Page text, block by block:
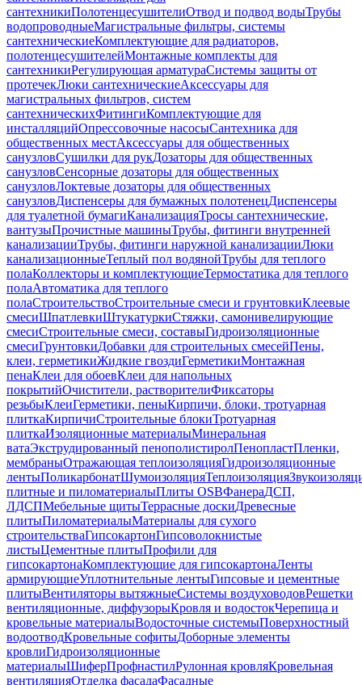
сантехникиПолотенцесушителиОтвод и подвод водыТрубы
водопроводныеМагистральные фильтры, системы
сантехническиеКомплектующие для радиаторов,
полотенцесушителейМонтажные комплекты для
сантехникиРегулирующая арматураСистемы защиты от
протечекЛюки сантехническиеАксессуары для
магистральных фильтров, систем
сантехническихФитингиКомплектующие для
инсталляцийОпрессовочные насосыСантехника для
общественных местАксессуары для общественных
санузловСушилки для рукДозаторы для общественных
санузловСенсорные дозаторы для общественных
санузловЛоктевые дозаторы для общественных
санузловДиспенсеры для бумажных полотенецДиспенсеры
для туалетной бумагиКанализацияТросы сантехнические,
вантузыПрочистные машиныТрубы, фитинги внутренней
канализацииТрубы, фитинги наружной канализацииЛюки
канализационныеТеплый пол водянойТрубы для теплого
полаКоллекторы и комплектующиеТермостатика для теплого
полаАвтоматика для теплого
полаСтроительствоСтроительные смеси и грунтовкиКлеевые
смесиШпатлевкиШтукатуркиСтяжки, самонивелирующие
смесиСтроительные смеси, составыГидроизоляционные
смесиГрунтовкиДобавки для строительных смесейПены,
клеи, герметикиЖидкие гвоздиГерметикиМонтажная
пенаКлеи для обоевКлеи для напольных
покрытийОчистители, растворителиФиксаторы
резьбыКлеиГерметики, пеныКирпичи, блоки, тротуарная
плиткаКирпичиСтроительные блокиТротуарная
плиткаИзоляционные материалыМинеральная
ватаЭкструдированный пенополистиролПенопластПленки,
мембраныОтражающая теплоизоляцияГидроизоляционные
лентыПоликарбонатШумоизоляцияТеплоизоляция
плитные и пиломатериалыПлиты OSBФанераДСП,
ЛДСПМебельные щитыТеррасные доскиДревесные
плитыПиломатериалыМатериалы для сухого
строительстваГипсокартонГипсоволокнистые
листыЦементные плитыПрофили для
гипсокартонаКомплектующие для гипсокартонаЛенты
армирующиеУплотнительные лентыГипсовые и цементные
плитыВентиляторы вытяжныеСистемы воздуховодовРешетки
вентиляционные, диффузорыКровля и водостокЧерепица и
кровельные материалыВодосточные системыПоверхностный
водоотводКровельные софитыДоборные элементы
кровлиГидроизоляционные
материалыШиферПрофнастилРулонная кровляКровельная
вентиляцияОтделка фасадаФасадные